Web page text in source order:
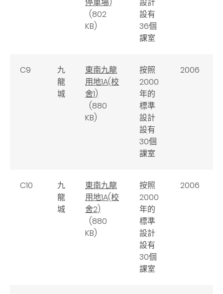
(802
KB)
設有
36個
課室
C9
九
龍
城
東南九龍
用地1A(校
舍1)
(880
KB)
按照
2000
年的
標準
設計
設有
30個
課室
2006
C10
九
龍
城
東南九龍
用地1A(校
舍2)
(880
KB)
按照
2000
年的
標準
設計
設有
30個
課室
2006